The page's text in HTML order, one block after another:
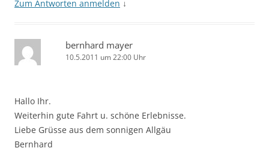
Zum Antworten anmelden ↓
bernhard mayer
10.5.2011 um 22:00 Uhr
Hallo Ihr.
Weiterhin gute Fahrt u. schöne Erlebnisse.
Liebe Grüsse aus dem sonnigen Allgäu
Bernhard